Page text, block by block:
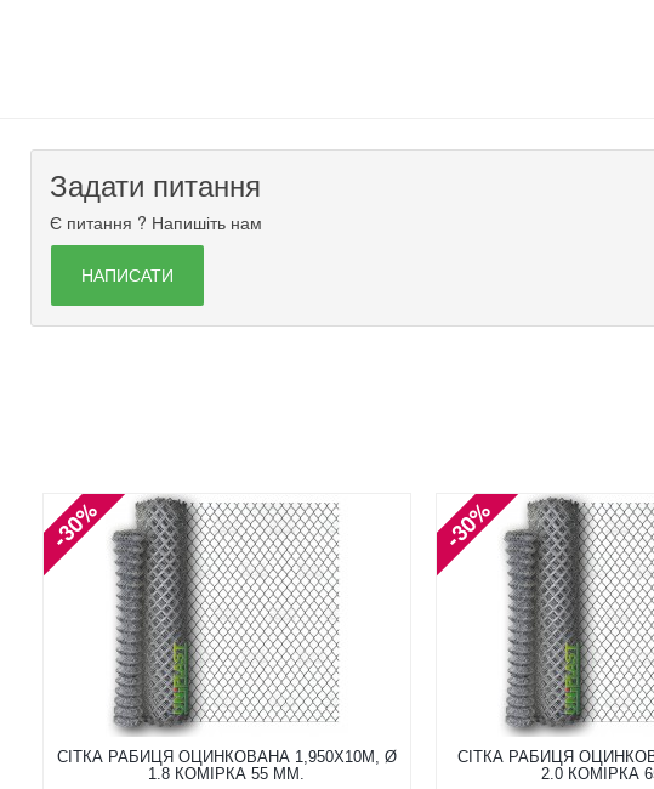
Задати питання
Є питання ? Напишіть нам
НАПИСАТИ
-30%
СІТКА РАБИЦЯ ОЦИНКОВАНА 1,950X10М, Ø
1.8 КОМІРКА 55 ММ.
-30%
СІТКА РАБИЦЯ
2.0 КОМІРКА